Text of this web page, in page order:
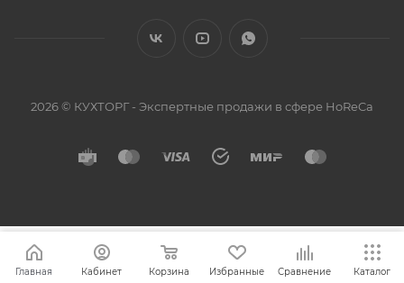
2026 © КУХТОРГ - Экспертные продажи в сфере HoReCa
Главная Кабинет Корзина Избранные Сравнение Каталог